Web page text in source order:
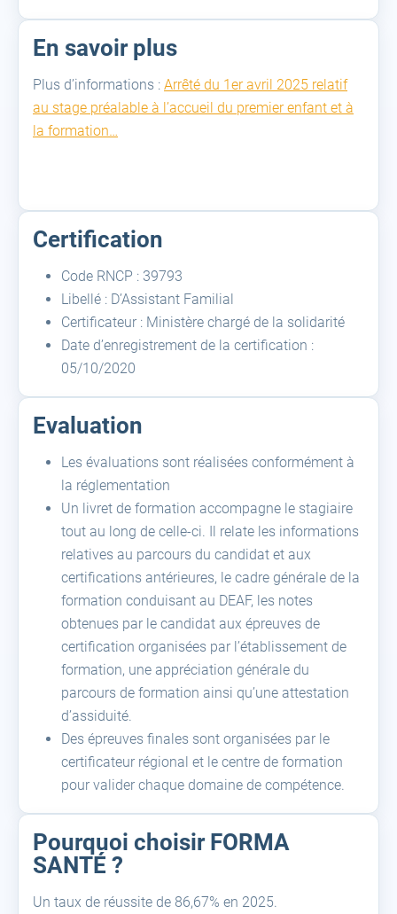
En savoir plus
Plus d’informations : Arrêté du 1er avril 2025 relatif
au stage préalable à l’accueil du premier enfant et à
la formation…
Certification
Code RNCP : 39793
Libellé : D’Assistant Familial
Certificateur : Ministère chargé de la solidarité
Date d’enregistrement de la certification :
05/10/2020
Evaluation
Les évaluations sont réalisées conformément à
la réglementation
Un livret de formation accompagne le stagiaire
tout au long de celle-ci. Il relate les informations
relatives au parcours du candidat et aux
certifications antérieures, le cadre générale de la
formation conduisant au DEAF, les notes
obtenues par le candidat aux épreuves de
certification organisées par l’établissement de
formation, une appréciation générale du
parcours de formation ainsi qu’une attestation
d’assiduité.
Des épreuves finales sont organisées par le
certificateur régional et le centre de formation
pour valider chaque domaine de compétence.
Pourquoi choisir FORMA
SANTÉ ?
Un taux de réussite de 86,67% en 2025.